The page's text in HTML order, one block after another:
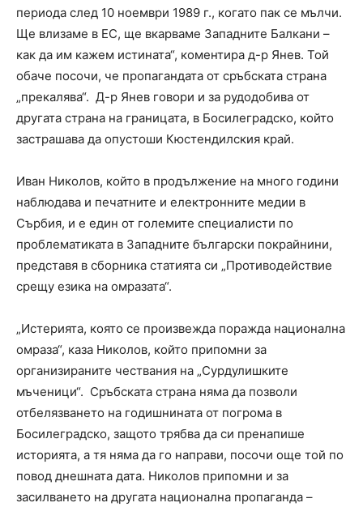
периода след 10 ноември 1989 г., когато пак се мълчи.
Ще влизаме в ЕС, ще вкарваме Западните Балкани –
как да им кажем истината“, коментира д-р Янев. Той
обаче посочи, че пропагандата от сръбската страна
„прекалява“. Д-р Янев говори и за рудодобива от
другата страна на границата, в Босилеградско, който
застрашава да опустоши Кюстендилския край.
Иван Николов, който в продължение на много години
наблюдава и печатните и електронните медии в
Сърбия, и е един от големите специалисти по
проблематиката в Западните български покрайнини,
представя в сборника статията си „Противодействие
срещу езика на омразата“.
„Истерията, която се произвежда поражда национална
омраза“, каза Николов, който припомни за
организираните чествания на „Сурдулишките
мъченици“. Сръбската страна няма да позволи
отбелязването на годишнината от погрома в
Босилеградско, защото трябва да си пренапише
историята, а тя няма да го направи, посочи още той по
повод днешната дата. Николов припомни и за
засилването на другата национална пропаганда –